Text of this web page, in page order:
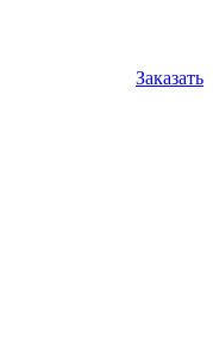
Заказать